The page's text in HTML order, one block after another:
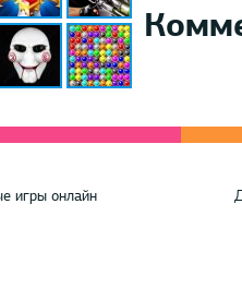
игры онлайн